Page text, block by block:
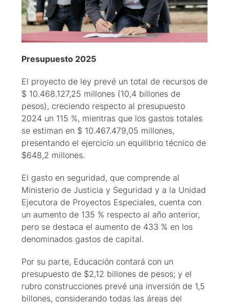
Presupuesto 2025
El proyecto de ley prevé un total de recursos de
$ 10.468.127,25 millones (10,4 billones de
pesos), creciendo respecto al presupuesto
2024 un 115 %, mientras que los gastos totales
se estiman en $ 10.467.479,05 millones,
presentando el ejercicio un equilibrio técnico de
$648,2 millones.
El gasto en seguridad, que comprende al
Ministerio de Justicia y Seguridad y a la Unidad
Ejecutora de Proyectos Especiales, cuenta con
un aumento de 135 % respecto al año anterior,
pero se destaca el aumento de 433 % en los
denominados gastos de capital.
Por su parte, Educación contará con un
presupuesto de $2,12 billones de pesos; y el
rubro construcciones prevé una inversión de 1,5
billones, considerando todas las áreas del